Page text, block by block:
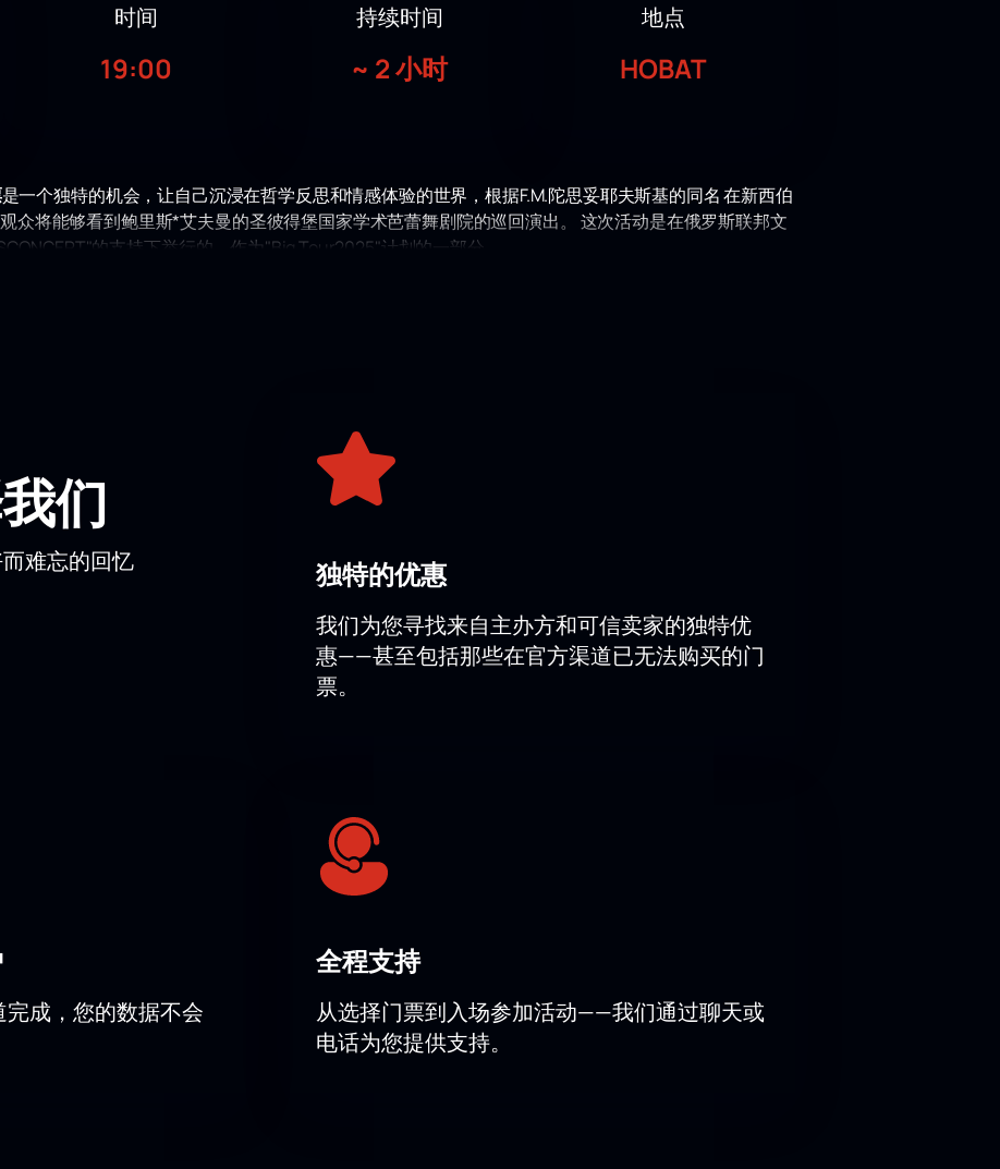
时间
19:00
持续时间
~ 2 小时
地点
НОВАТ
是一个独特的机会，让自己沉浸在哲学反思和情感体验的世界，根据F.M.陀思妥耶夫斯基的同名 在新西伯
众将能够看到鲍里斯*艾夫曼的圣彼得堡国家学术芭蕾舞剧院的巡回演出。 这次活动是在俄罗斯联邦文
的支持下举行的，作为"Big Tour2025"计划的一部分。
夫曼（Boris Eifman）以将文学杰作转化为充满深刻哲学思想的舞蹈作品的能力而闻名。 在芭蕾舞剧
们
难忘的回忆 独特的优惠
我们为您寻找来自主办方和可信卖家的独特优
惠——甚至包括那些在官方渠道已无法购买的门
票。
成，您的数据不会
全程支持
从选择门票到入场参加活动——我们通过聊天或
电话为您提供支持。